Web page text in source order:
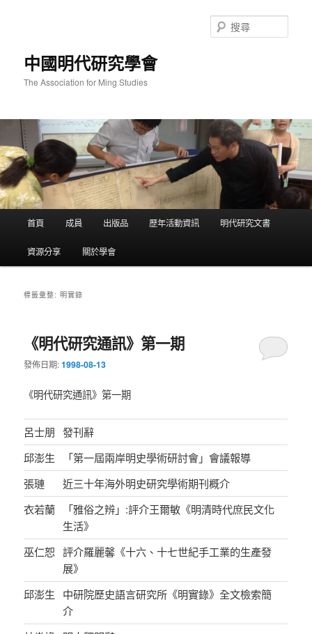
中國明代研究學會
The Association for Ming Studies
尋
首頁 成員 出版品 歷年活動資訊 明代研究文書
資源分享 關於學會
標籤彙整:明實錄
《明代研究通訊》第一期
發佈日期:1998-08-13
《明代研究通訊》第一期
呂士朋 發刊辭
邱澎生
「第一屆兩岸明史學術研討會」會議報導
張璉
近三十年海外明史研究學術期刊概介
衣若蘭
「雅俗之辨」:評介王爾敏《明清時代庶民文化
生活》
巫仁恕 評介羅麗馨《十六、十七世紀手工業的生產發
展》
邱澎生
中研院歷史語言研究所《明實錄》全文檢索簡
介